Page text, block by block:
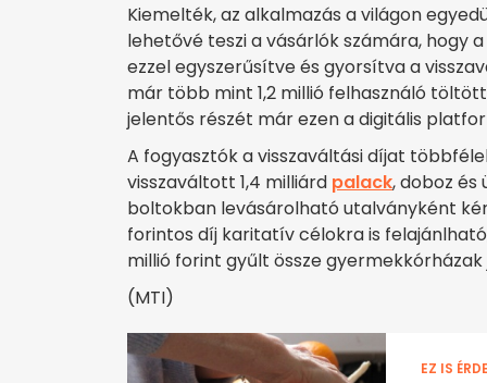
Kiemelték, az alkalmazás a világon
lehetővé teszi a vásárlók számára, hogy
ezzel egyszerűsítve és gyorsítva a
már több mint 1,2 millió felhasználó
jelentős részét már ezen a digitális
A fogyasztók a visszaváltási díjat
visszaváltott 1,4 milliárd palack, doboz
boltokban levásárolható utalványként
forintos díj karitatív célokra is
millió forint gyűlt össze
(MTI)
EZ IS